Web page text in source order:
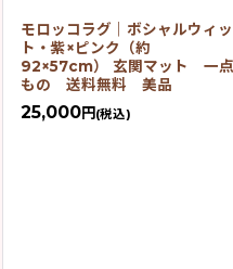
モロッコラグ｜ボシャルウィッ
ト・紫×ピンク（約
92×57cm） 玄関マット 一点
もの 送料無料 美品
25,000円 (税込)